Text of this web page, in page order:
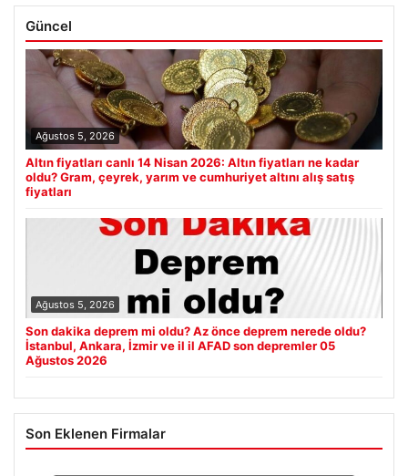
Güncel
Ağustos 5, 2026
Altın fiyatları canlı 14 Nisan 2026: Altın fiyatları ne kadar
oldu? Gram, çeyrek, yarım ve cumhuriyet altını alış satış
fiyatları
Ağustos 5, 2026
Son dakika deprem mi oldu? Az önce deprem nerede oldu?
İstanbul, Ankara, İzmir ve il il AFAD son depremler 05
Ağustos 2026
Son Eklenen Firmalar